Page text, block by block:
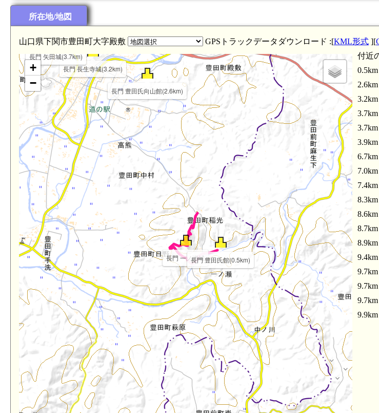
所在地/地図
山口県下関市豊田町大字殿敷 GPSトラックデータダウンロード :[KML形式 ][
長門 一ノ瀬城長門 豊田氏館(0.5km)
長門 豊田氏向山館(2.6km)
長門 長生寺城(3.2km)
長門 矢田城(3.7km)
長門 諏訪山城(3.7km)
長門 諏訪が原館(3.9km)
+
−
付近
0.5km
2.6km
3.2km
3.7km
3.7km
3.9km
6.7km
7.0km
8.3km
8.6km
9.4km
9.7km
9.9km